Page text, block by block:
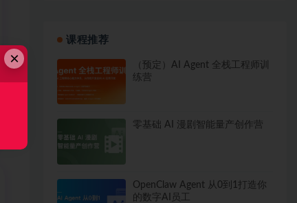
课程推荐
（预定）AI Agent 全栈工程师训
练营
零基础 AI 漫剧智能量产创作营
OpenClaw Agent 从0到1打造你
的数字AI员工
×